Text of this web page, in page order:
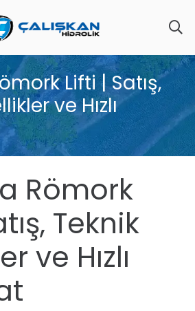
Lifti | Satış,
ve Hızlı
Römork
Teknik
ve Hızlı